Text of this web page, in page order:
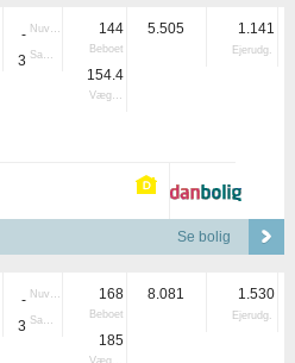
- Nuvær.
3 Samlet
144
Beboet
154.4
Vægtet
5.505 1.141
Ejerudg.
Se bolig
- Nuvær.
3 Samlet
168
Beboet
185
Vægtet
8.081 1.530
Ejerudg.